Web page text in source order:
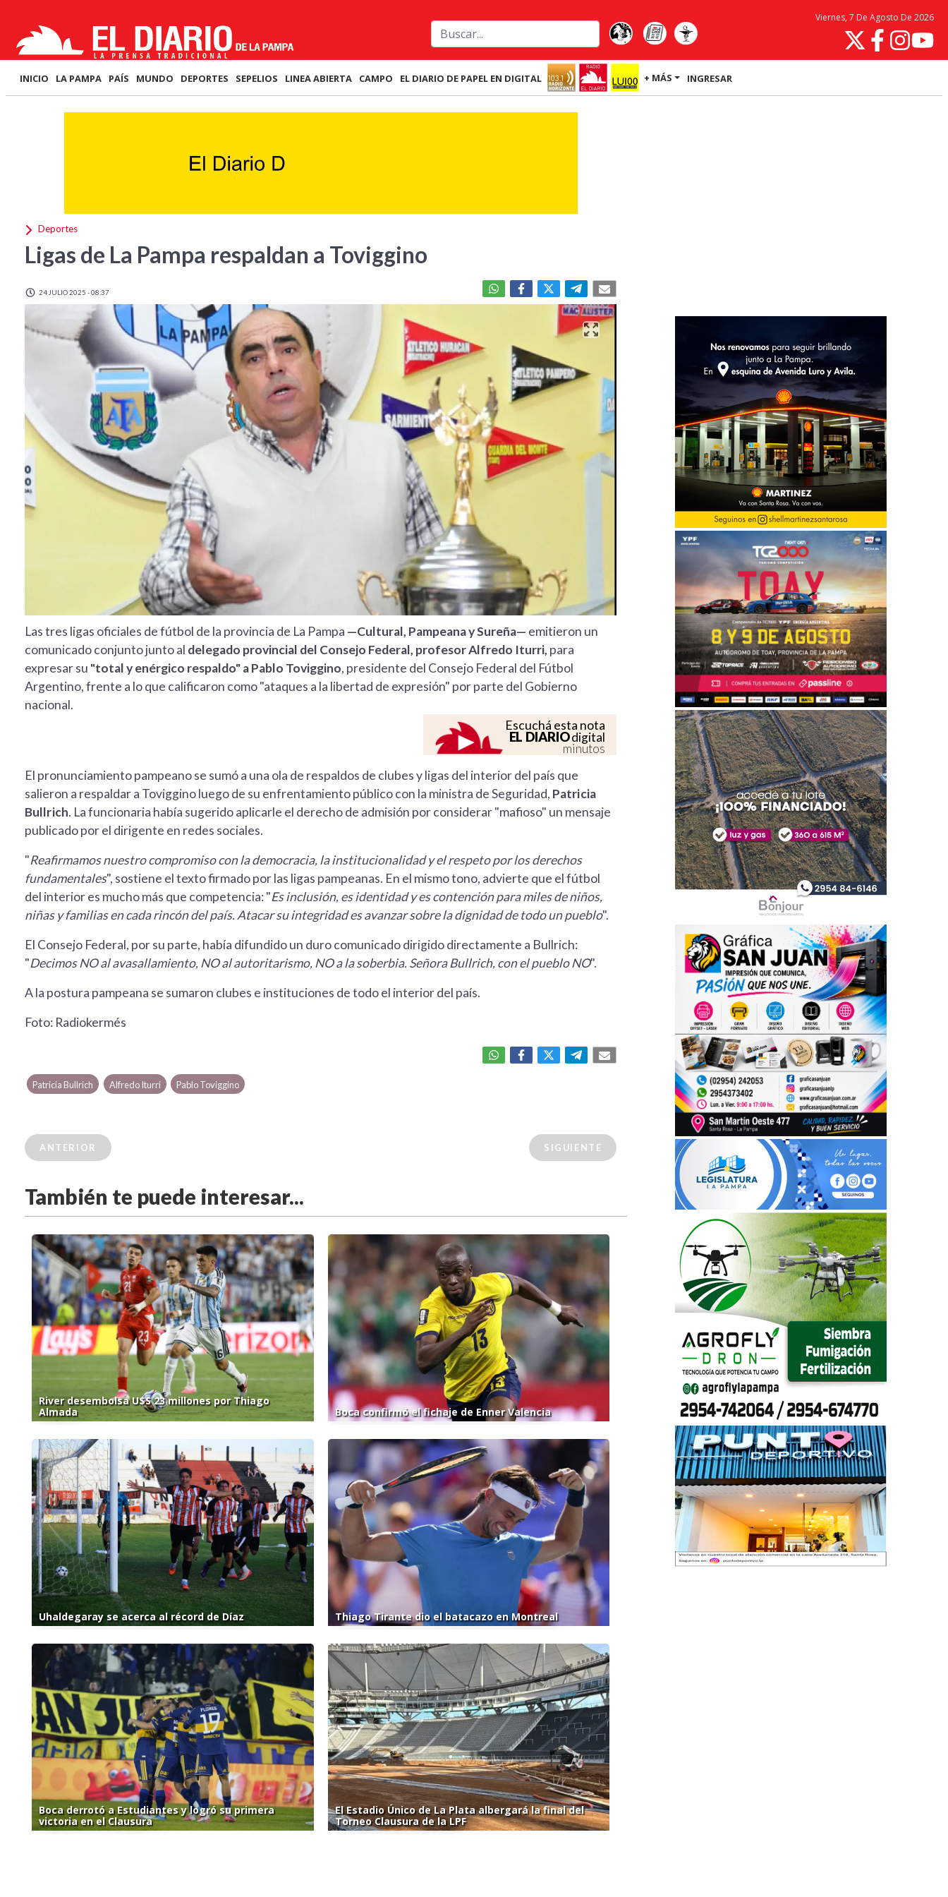
Viernes, 7 De Agosto De 2026
INICIO LA PAMPA PAÍS MUNDO DEPORTES SEPELIOS LINEA ABIERTA CAMPO EL DIARIO DE PAPEL EN DIGITAL + MÁS INGRESAR
Deportes
Ligas de La Pampa respaldan a Toviggino
24 JULIO 2025 - 08:37
Las tres ligas oficiales de fútbol de la provincia de La Pampa —Cultural, Pampeana y Sureña— emitieron un
comunicado conjunto junto al delegado provincial del Consejo Federal, profesor Alfredo Iturri, para
expresar su "total y enérgico respaldo" a Pablo Toviggino, presidente del Consejo Federal del Fútbol
Argentino, frente a lo que calificaron como "ataques a la libertad de expresión" por parte del Gobierno
nacional.
Escuchá esta nota
EL DIARIOdigital
minutos
El pronunciamiento pampeano se sumó a una ola de respaldos de clubes y ligas del interior del país que
salieron a respaldar a Toviggino luego de su enfrentamiento público con la ministra de Seguridad, Patricia
Bullrich. La funcionaria había sugerido aplicarle el derecho de admisión por considerar "mafioso" un mensaje
publicado por el dirigente en redes sociales.
"Reafirmamos nuestro compromiso con la democracia, la institucionalidad y el respeto por los derechos
fundamentales", sostiene el texto firmado por las ligas pampeanas. En el mismo tono, advierte que el fútbol
del interior es mucho más que competencia: "Es inclusión, es identidad y es contención para miles de niños,
niñas y familias en cada rincón del país. Atacar su integridad es avanzar sobre la dignidad de todo un pueblo".
El Consejo Federal, por su parte, había difundido un duro comunicado dirigido directamente a Bullrich:
"Decimos NO al avasallamiento, NO al autoritarismo, NO a la soberbia. Señora Bullrich, con el pueblo NO".
A la postura pampeana se sumaron clubes e instituciones de todo el interior del país.
Foto: Radiokermés
Patricia Bullrich Alfredo Iturri Pablo Toviggino
ANTERIOR SIGUIENTE
También te puede interesar...
River desembolsa U$S 23 millones por Thiago
Almada
Boca confirmó el fichaje de Enner Valencia
Uhaldegaray se acerca al récord de Díaz Thiago Tirante dio el batacazo en Montreal
Boca derrotó a Estudiantes y logró su primera
victoria en el Clausura
El Estadio Único de La Plata albergará la final del
Torneo Clausura de la LPF